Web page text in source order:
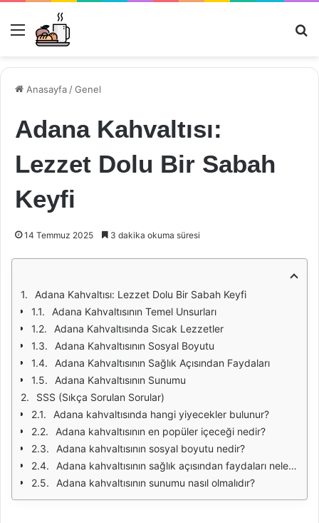
Menü
Anasayfa /Genel
Adana Kahvaltısı:
Lezzet Dolu Bir Sabah
Keyfi
14 Temmuz 2025 3 dakika okuma süresi
Adana Kahvaltısı: Lezzet Dolu Bir Sabah Keyfi
Adana Kahvaltısının Temel Unsurları
Adana Kahvaltısında Sıcak Lezzetler
Adana Kahvaltısının Sosyal Boyutu
Adana Kahvaltısının Sağlık Açısından Faydaları
Adana Kahvaltısının Sunumu
SSS (Sıkça Sorulan Sorular)
Adana kahvaltısında hangi yiyecekler bulunur?
Adana kahvaltısının en popüler içeceği nedir?
Adana kahvaltısının sosyal boyutu nedir?
Adana kahvaltısının sağlık açısından faydaları nelerdir?
Adana kahvaltısının sunumu nasıl olmalıdır?